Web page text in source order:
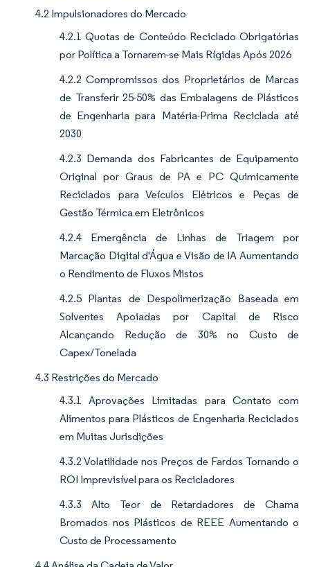
4.2 Impulsionadores do Mercado
4.2.1 Quotas de Conteúdo Reciclado Obrigatórias
por Política a Tornarem-se Mais Rígidas Após 2026
4.2.2 Compromissos dos Proprietários de Marcas
de Transferir 25-50% das Embalagens de Plásticos
de Engenharia para Matéria-Prima Reciclada até
2030
4.2.3 Demanda dos Fabricantes de Equipamento
Original por Graus de PA e PC Quimicamente
Reciclados para Veículos Elétricos e Peças de
Gestão Térmica em Eletrônicos
4.2.4 Emergência de Linhas de Triagem por
Marcação Digital d'Água e Visão de IA Aumentando
o Rendimento de Fluxos Mistos
4.2.5 Plantas de Despolimerização Baseada em
Solventes Apoiadas por Capital de Risco
Alcançando Redução de 30% no Custo de
Capex/Tonelada
4.3 Restrições do Mercado
4.3.1 Aprovações Limitadas para Contato com
Alimentos para Plásticos de Engenharia Reciclados
em Muitas Jurisdições
4.3.2 Volatilidade nos Preços de Fardos Tornando o
ROI Imprevisível para os Recicladores
4.3.3 Alto Teor de Retardadores de Chama
Bromados nos Plásticos de REEE Aumentando o
Custo de Processamento